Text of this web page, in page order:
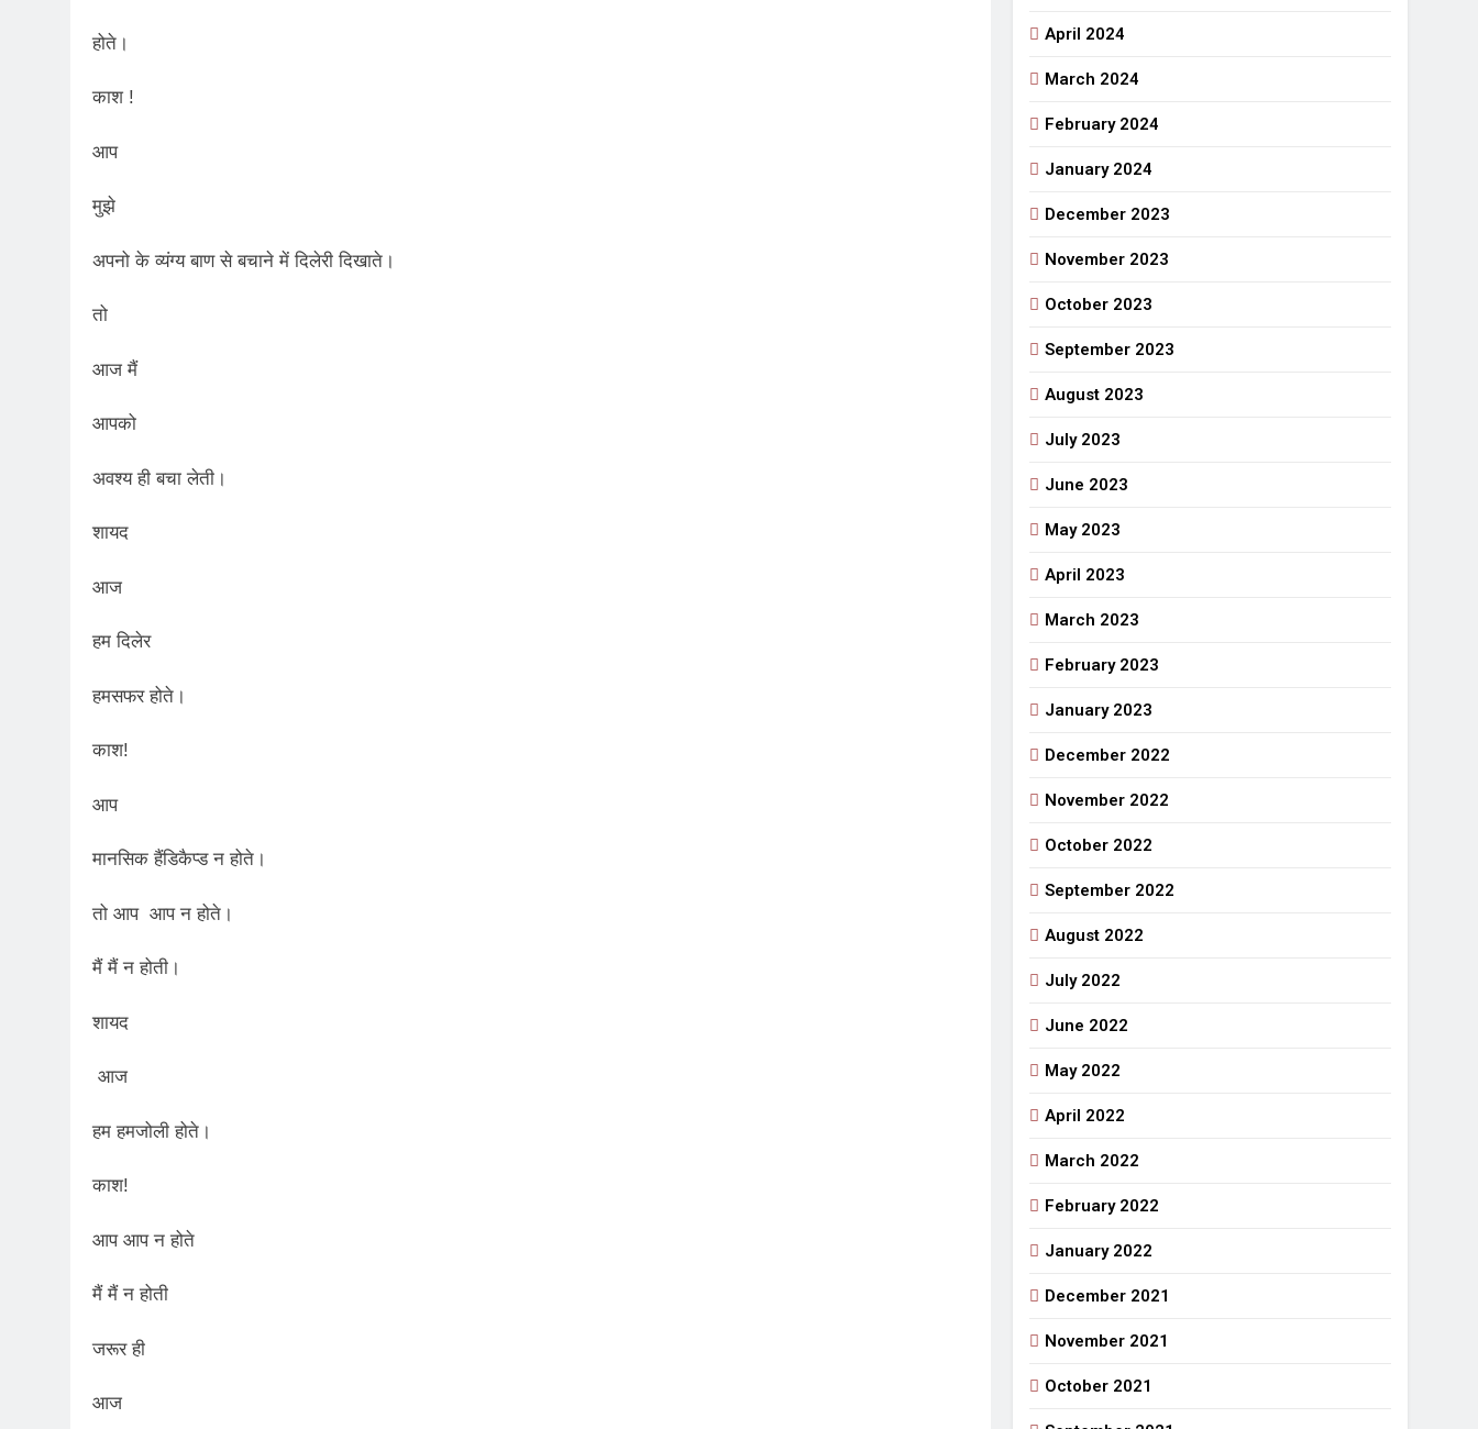
होते।
काश !
आप
मुझे
अपनो के व्यंग्य बाण से बचाने में दिलेरी दिखाते।
तो
आज मैं
आपको
अवश्य ही बचा लेती।
शायद
आज
हम दिलेर
हमसफर होते।
काश!
आप
मानसिक हैंडिकैप्ड न होते।
तो आप आप न होते।
मैं मैं न होती।
शायद
आज
हम हमजोली होते।
काश!
आप आप न होते
मैं मैं न होती
जरूर ही
आज
April 2024
March 2024
February 2024
January 2024
December 2023
November 2023
October 2023
September 2023
August 2023
July 2023
June 2023
May 2023
April 2023
March 2023
February 2023
January 2023
December 2022
November 2022
October 2022
September 2022
August 2022
July 2022
June 2022
May 2022
April 2022
March 2022
February 2022
January 2022
December 2021
November 2021
October 2021